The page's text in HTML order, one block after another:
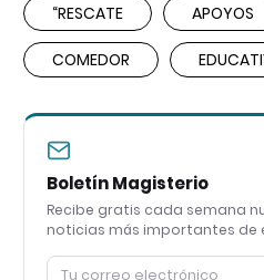
“RESCATE APOYOS
COMEDOR
Boletín Magisterio
Recibe gratis cada semana
noticias más importantes de